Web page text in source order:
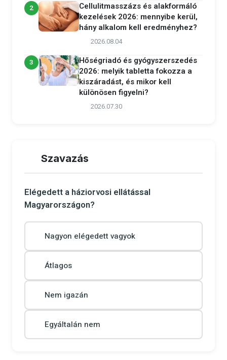
2
Cellulitmasszázs és alakformáló
kezelések 2026: mennyibe kerül,
hány alkalom kell eredményhez?
2026.08.04
3
Hőségriadó és gyógyszerszedés
2026: melyik tabletta fokozza a
kiszáradást, és mikor kell
különösen figyelni?
2026.07.30
Szavazás
Elégedett a háziorvosi ellátással
Magyarországon?
Nagyon elégedett vagyok
Átlagos
Nem igazán
Egyáltalán nem